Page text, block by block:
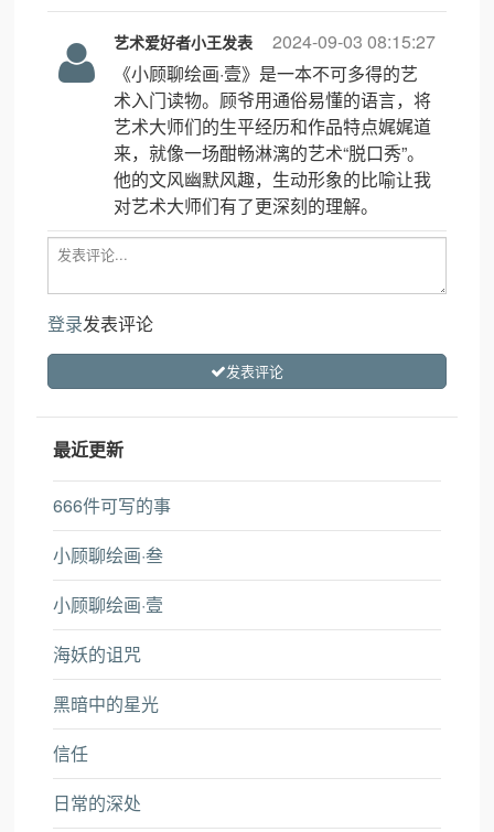
2024-09-03 08:15:27
艺术爱好者小王发表
《小顾聊绘画·壹》是一本不可多得的艺
术入门读物。顾爷用通俗易懂的语言，将
艺术大师们的生平经历和作品特点娓娓道
来，就像一场酣畅淋漓的艺术“脱口秀”。
他的文风幽默风趣，生动形象的比喻让我
对艺术大师们有了更深刻的理解。
登录发表评论
发表评论
最近更新
666件可写的事
小顾聊绘画·叁
小顾聊绘画·壹
海妖的诅咒
黑暗中的星光
信任
日常的深处